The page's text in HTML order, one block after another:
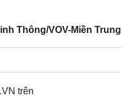
Thông/VOV-Miền Trung
trên